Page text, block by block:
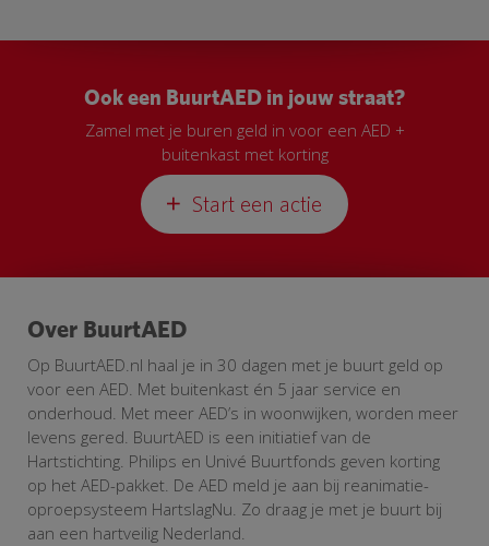
Ook een BuurtAED in jouw straat?
Zamel met je buren geld in voor een AED +
buitenkast met korting
Start een actie
Over BuurtAED
Op BuurtAED.nl haal je in 30 dagen met je buurt geld op
voor een AED. Met buitenkast én 5 jaar service en
onderhoud. Met meer AED’s in woonwijken, worden meer
levens gered. BuurtAED is een initiatief van de
Hartstichting. Philips en Univé Buurtfonds geven korting
op het AED-pakket. De AED meld je aan bij reanimatie-
oproepsysteem HartslagNu. Zo draag je met je buurt bij
aan een hartveilig Nederland.